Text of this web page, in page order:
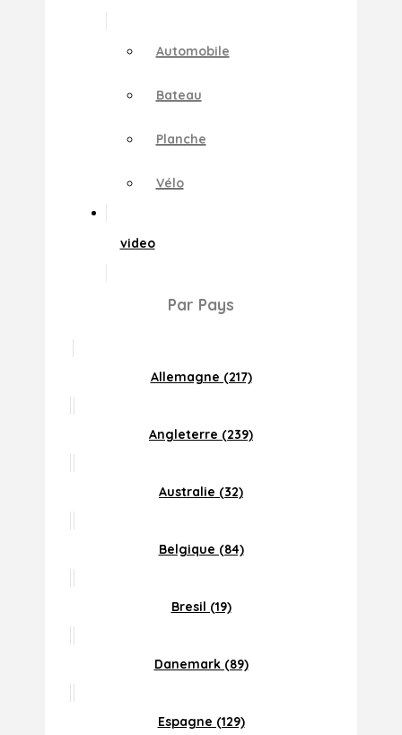
Automobile
Bateau
Planche
Vélo
video
Par Pays
Allemagne (217)
Angleterre (239)
Australie (32)
Belgique (84)
Bresil (19)
Danemark (89)
Espagne (129)